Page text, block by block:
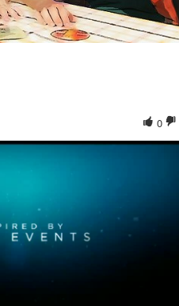
0